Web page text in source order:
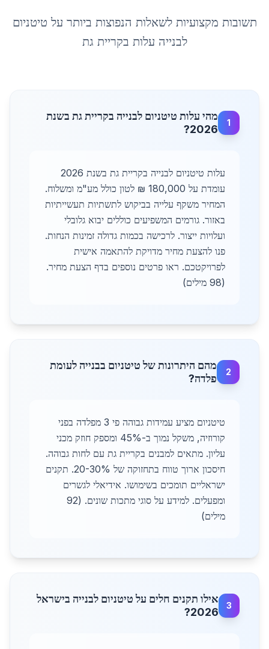
תשובות מקצועיות לשאלות הנפוצות ביותר על טיטניום
לבנייה עלות בקריית גת
1
מהי עלות טיטניום לבנייה בקריית גת בשנת
2026?
עלות טיטניום לבנייה בקריית גת בשנת 2026
עומדת על 180,000 ₪ לטון כולל מע"מ ומשלוח.
המחיר משקף עלייה בביקוש לתשתיות תעשייתיות
באזור. גורמים המשפיעים כוללים יבוא גלובלי
ועלויות ייצור. לרכישה בכמות גדולה זמינות הנחות.
פנו להצעת מחיר מדויקת להתאמה אישית
לפרויקטכם. ראו פרטים נוספים בדף הצעת מחיר.
(98 מילים)
2
מהם היתרונות של טיטניום בבנייה לעומת
פלדה?
טיטניום מציע עמידות גבוהה פי 3 מפלדה בפני
קורוזיה, משקל נמוך ב-45% ומספק חוזק מכני
עליון. מתאים למבנים בקריית גת עם לחות גבוהה.
חיסכון ארוך טווח בתחזוקה של 20-30%. תקנים
ישראליים תומכים בשימושו. אידיאלי לגשרים
ומפעלים. למידע על סוגי מתכות שונים. (92
מילים)
3
אילו תקנים חלים על טיטניום לבנייה בישראל
2026?